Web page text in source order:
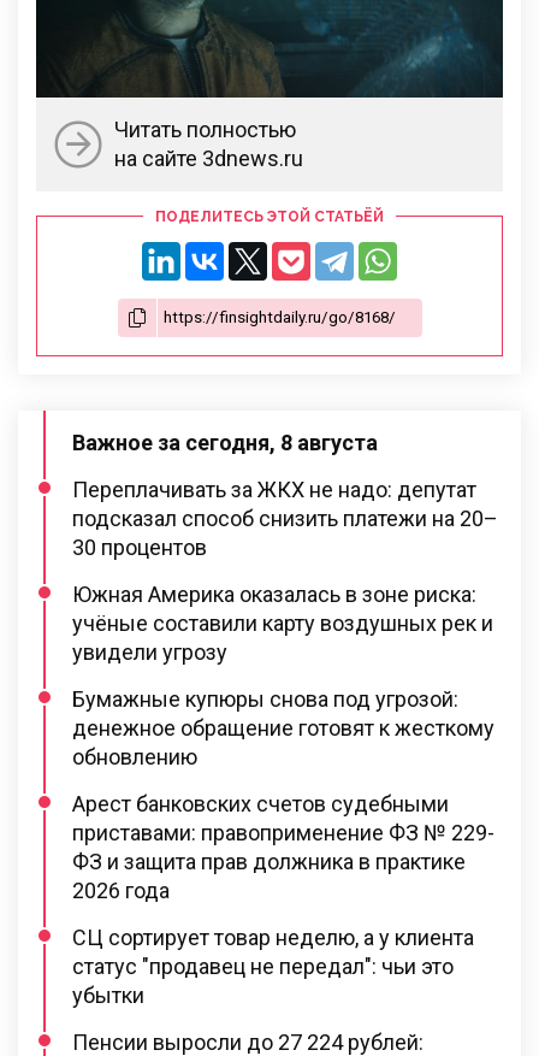
Читать полностью
на сайте 3dnews.ru
ПОДЕЛИТЕСЬ ЭТОЙ СТАТЬЁЙ
Важное за сегодня, 8 августа
Переплачивать за ЖКХ не надо: депутат
подсказал способ снизить платежи на 20–
30 процентов
Южная Америка оказалась в зоне риска:
учёные составили карту воздушных рек и
увидели угрозу
Бумажные купюры снова под угрозой:
денежное обращение готовят к жесткому
обновлению
Арест банковских счетов судебными
приставами: правоприменение ФЗ № 229-
ФЗ и защита прав должника в практике
2026 года
СЦ сортирует товар неделю, а у клиента
статус "продавец не передал": чьи это
убытки
Пенсии выросли до 27 224 рублей: